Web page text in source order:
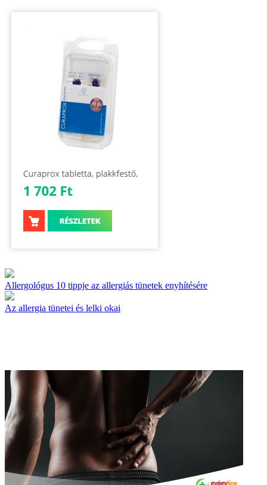
Allergológus 10 tippje az allergiás tünetek enyhítésére
Az allergia tünetei és lelki okai